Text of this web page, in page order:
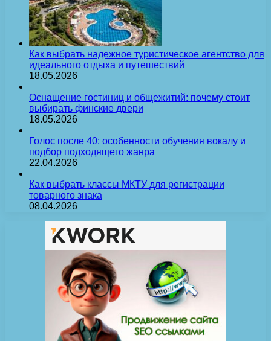
Как выбрать надежное туристическое агентство для
идеального отдыха и путешествий
18.05.2026
Оснащение гостиниц и общежитий: почему стоит
выбирать финские двери
18.05.2026
Голос после 40: особенности обучения вокалу и
подбор подходящего жанра
22.04.2026
Как выбрать классы МКТУ для регистрации
товарного знака
08.04.2026